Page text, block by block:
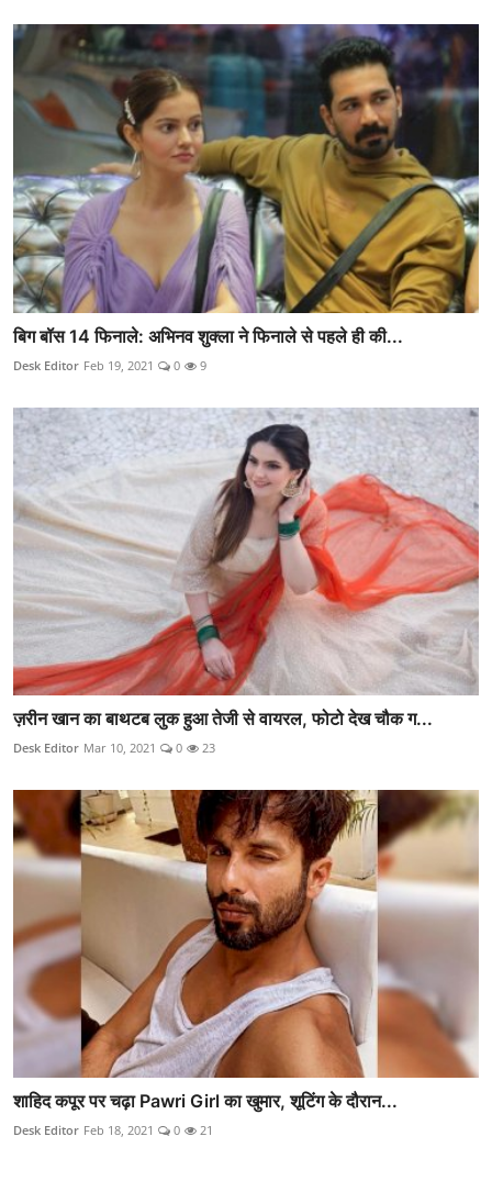
बिग बॉस 14 फिनाले: अभिनव शुक्ला ने फिनाले से पहले ही की...
Desk Editor Feb 19, 2021 0 9
ज़रीन खान का बाथटब लुक हुआ तेजी से वायरल, फोटो देख चौक ग...
Desk Editor Mar 10, 2021 0 23
शाहिद कपूर पर चढ़ा Pawri Girl का खुमार, शूटिंग के दौरान...
Desk Editor Feb 18, 2021 0 21